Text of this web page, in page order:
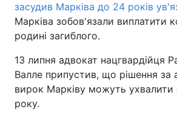
засудив Марківа до 24 років
Марківа зобов'язали виплатити
родині загиблого.
13 липня адвокат нацгвардійця
Валле припустив, що рішення за
вирок Марківу можуть ухвалити
року.